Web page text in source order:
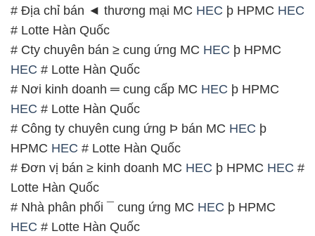
# Địa chỉ bán ◄ thương mại MC HEC þ HPMC HEC
# Lotte Hàn Quốc
# Cty chuyên bán ≥ cung ứng MC HEC þ HPMC
HEC # Lotte Hàn Quốc
# Nơi kinh doanh ═ cung cấp MC HEC þ HPMC
HEC # Lotte Hàn Quốc
# Công ty chuyên cung ứng Þ bán MC HEC þ
HPMC HEC # Lotte Hàn Quốc
# Đơn vị bán ≥ kinh doanh MC HEC þ HPMC HEC #
Lotte Hàn Quốc
# Nhà phân phối ¯ cung ứng MC HEC þ HPMC
HEC # Lotte Hàn Quốc